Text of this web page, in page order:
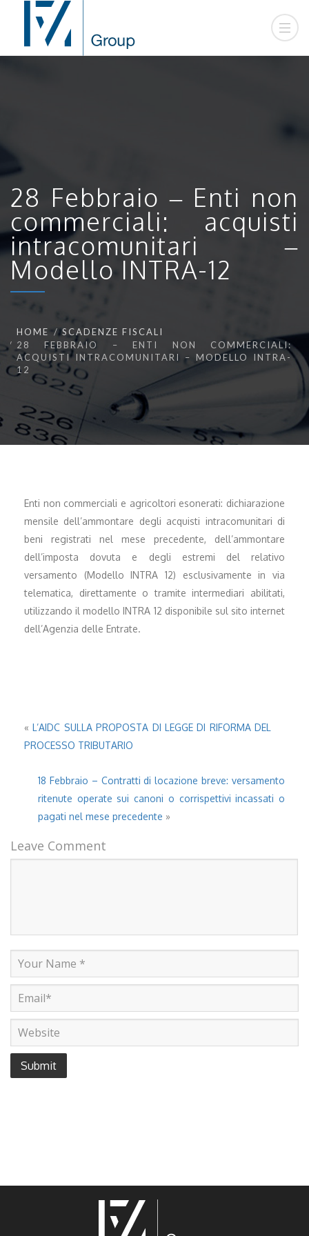
28 Febbraio – Enti non
commerciali: acquisti
intracomunitari –
Modello INTRA-12
HOME
SCADENZE FISCALI
28 FEBBRAIO – ENTI NON COMMERCIALI:
ACQUISTI INTRACOMUNITARI – MODELLO INTRA-
12
Enti non commerciali e agricoltori esonerati: dichiarazione
mensile dell’ammontare degli acquisti intracomunitari di
beni registrati nel mese precedente, dell’ammontare
dell’imposta dovuta e degli estremi del relativo
versamento (Modello INTRA 12) esclusivamente in via
telematica, direttamente o tramite intermediari abilitati,
utilizzando il modello INTRA 12 disponibile sul sito internet
dell’Agenzia delle Entrate.
«L’AIDC SULLA PROPOSTA DI LEGGE DI RIFORMA DEL
PROCESSO TRIBUTARIO
18 Febbraio – Contratti di locazione breve: versamento
ritenute operate sui canoni o corrispettivi incassati o
pagati nel mese precedente »
Leave Comment